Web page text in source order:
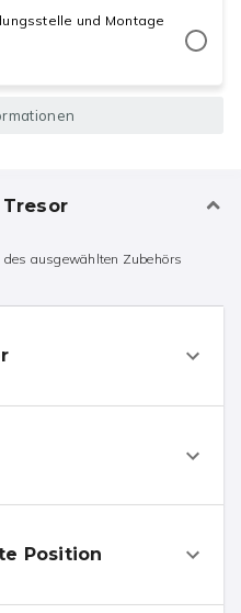
und Montage
ausgewählten Zubehörs
Position